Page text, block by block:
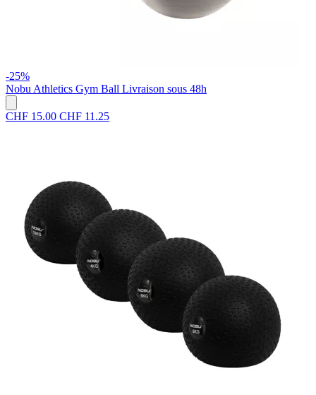
-25%
Nobu Athletics Gym Ball Livraison sous 48h
CHF 15.00 CHF 11.25